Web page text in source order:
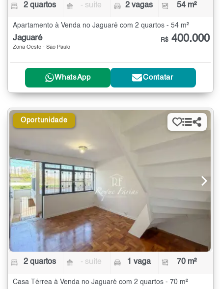
2 quartos - suíte 2 vagas 54 m²
Apartamento à Venda no Jaguaré com 2 quartos - 54 m²
Jaguaré
Zona Oeste - São Paulo
R$ 400.000
WhatsApp Contatar
Oportunidade
2 quartos - suíte 1 vaga 70 m²
Casa Térrea à Venda no Jaguaré com 2 quartos - 70 m²